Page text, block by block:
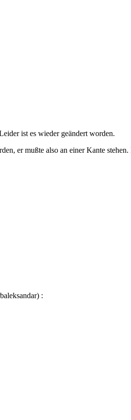
ist es wieder geändert worden.
er mußte also an einer Kante
: